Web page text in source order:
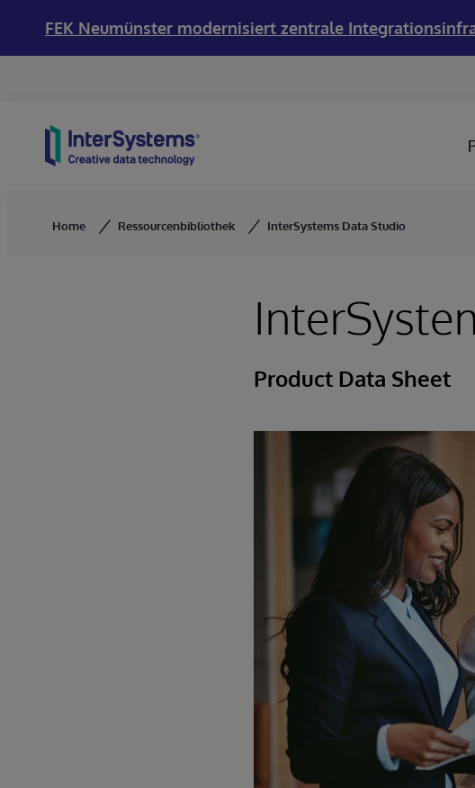
FEK Neumünster modernisiert zentrale
Home Ressourcenbibliothek InterSystems Data Studio
Product Data Sheet